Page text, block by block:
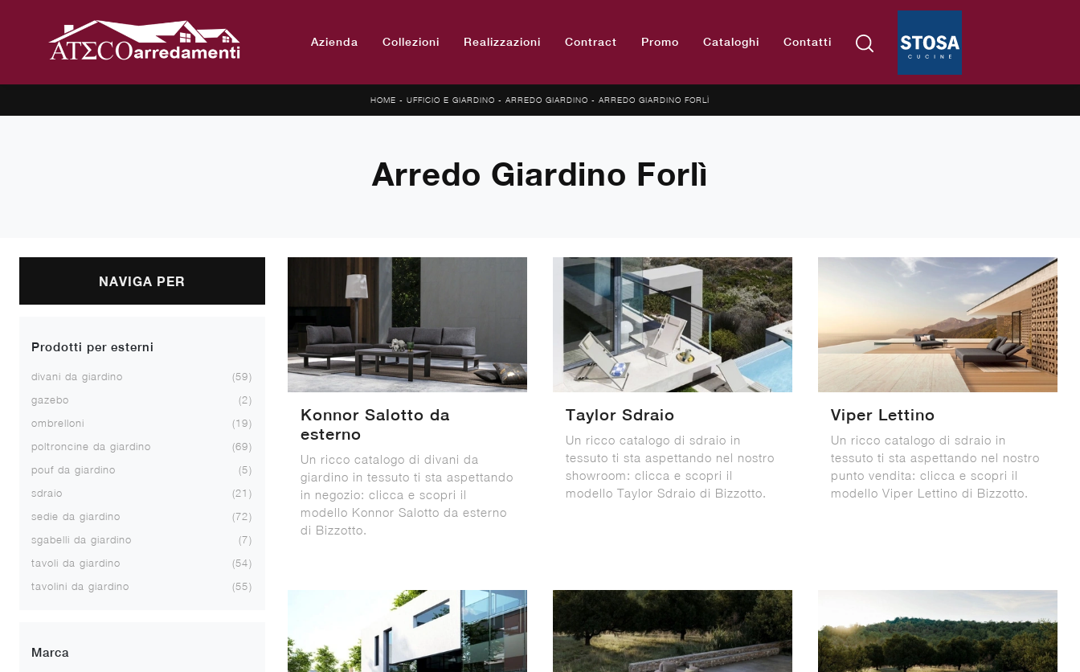
Azienda Collezioni Realizzazioni Contract Promo Cataloghi Contatti
HOME - UFFICIO E GIARDINO - ARREDO GIARDINO - ARREDO GIARDINO FORLÌ
Arredo Giardino Forlì
NAVIGA PER
Prodotti per esterni
divani da giardino
59
gazebo
2
ombrelloni
19
poltroncine da giardino
69
pouf da giardino
5
sdraio
21
sedie da giardino
72
sgabelli da giardino
7
tavoli da giardino
54
tavolini da giardino
55
Marca
Konnor Salotto da
esterno
Un ricco catalogo di divani da
giardino in tessuto ti sta aspettando
in negozio: clicca e scopri il
modello Konnor Salotto da esterno
di Bizzotto.
Taylor Sdraio
Un ricco catalogo di sdraio in
tessuto ti sta aspettando nel nostro
showroom: clicca e scopri il
modello Taylor Sdraio di Bizzotto.
Viper Lettino
Un ricco catalogo di sdraio in
tessuto ti sta aspettando nel nostro
punto vendita: clicca e scopri il
modello Viper Lettino di Bizzotto.